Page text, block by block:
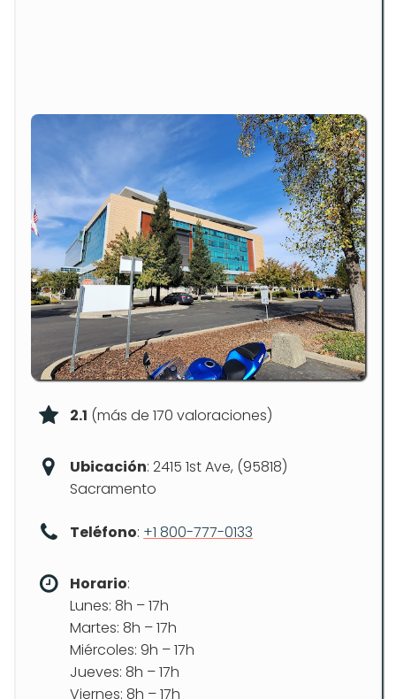
2.1 (más de 170 valoraciones)
Ubicación: 2415 1st Ave, (95818)
Sacramento
Teléfono: +1 800-777-0133
Horario:
Lunes: 8h – 17h
Martes: 8h – 17h
Miércoles: 9h – 17h
Jueves: 8h – 17h
Viernes: 8h – 17h